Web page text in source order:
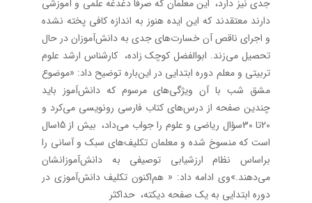
جدی نیز دارد، این معلمان که صرفا دغدغه علمی و آموزشی
دارند معتقدند که این ایده هنوز به اندازه کافی پخته نشده
و اجرای ناقص آن خسارت‌های جدی به دانش‌آموزان در حال
تحصیل می‌زند. ابوالفضل کوچک زاده، کارشناس ارشد علوم
تربیتی و معلم دوره ابتدایی در این‌باره توضیح داد: «موضوع
مشق شب با آن ویژگی‌های مرسوم که دانش‌آموز باید
چندین صفحه از درس‌های کتاب فارسی رونویسی می‌کرد و
20تا 30سؤال ریاضی و علوم را جواب می‌داد، بیش از 15سال
است که منسوخ شده و معلمان تکلیف‌های سبک و آسانی را
براساس نظام ارزشیابی توصیفی به دانش‌آموزانشان
می‌دهند.»وی ادامه داد: « هم‌اکنون تکلیف دانش‌آموزی در
دوره ابتدایی به یک صفحه دیکته، حداکثر